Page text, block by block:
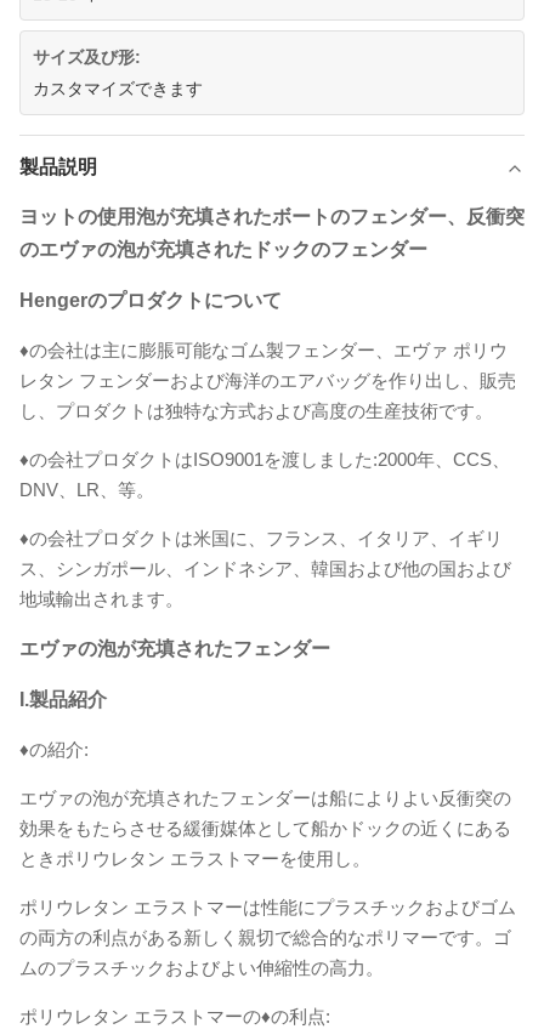
サイズ及び形:
カスタマイズできます
製品説明
ヨットの使用泡が充填されたボートのフェンダー、反衝突
のエヴァの泡が充填されたドックのフェンダー
Hengerのプロダクトについて
♦の会社は主に膨脹可能なゴム製フェンダー、エヴァ ポリウ
レタン フェンダーおよび海洋のエアバッグを作り出し、販売
し、プロダクトは独特な方式および高度の生産技術です。
♦の会社プロダクトはISO9001を渡しました:2000年、CCS、
DNV、LR、等。
♦の会社プロダクトは米国に、フランス、イタリア、イギリ
ス、シンガポール、インドネシア、韓国および他の国および
地域輸出されます。
エヴァの泡が充填されたフェンダー
I.製品紹介
♦の紹介:
エヴァの泡が充填されたフェンダーは船によりよい反衝突の
効果をもたらさせる緩衝媒体として船かドックの近くにある
ときポリウレタン エラストマーを使用し。
ポリウレタン エラストマーは性能にプラスチックおよびゴム
の両方の利点がある新しく親切で総合的なポリマーです。ゴ
ムのプラスチックおよびよい伸縮性の高力。
ポリウレタン エラストマーの♦の利点: